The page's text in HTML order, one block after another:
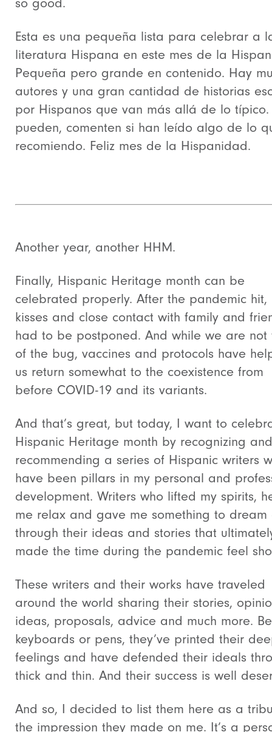
so good.
Esta es una pequeña lista para celebrar a
literatura Hispana en este mes de la
Pequeña pero grande en contenido. Hay
autores y una gran cantidad de historias
por Hispanos que van más allá de lo típico.
pueden, comenten si han leído algo de lo
recomiendo. Feliz mes de la Hispanidad.
Another year, another HHM.
Finally, Hispanic Heritage month can be
celebrated properly. After the pandemic hit,
kisses and close contact with family and
had to be postponed. And while we are not
of the bug, vaccines and protocols have
us return somewhat to the coexistence from
before COVID-19 and its variants.
And that’s great, but today, I want to
Hispanic Heritage month by recognizing and
recommending a series of Hispanic writers
have been pillars in my personal and
development. Writers who lifted my spirits,
me relax and gave me something to dream
through their ideas and stories that
made the time during the pandemic feel
These writers and their works have traveled
around the world sharing their stories,
ideas, proposals, advice and much more.
keyboards or pens, they’ve printed their
feelings and have defended their ideals
thick and thin. And their success is well
And so, I decided to list them here as a
the impression they made on me. It’s a